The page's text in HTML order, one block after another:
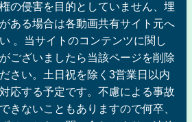
の侵害を目的としていません、埋
ある場合は各動画共有サイト元へ
。当サイトのコンテンツに関し
ございましたら当該ページを削除
さい。土日祝を除く3営業日以内
応する予定です。不慮による事故
きないこともありますので何卒、